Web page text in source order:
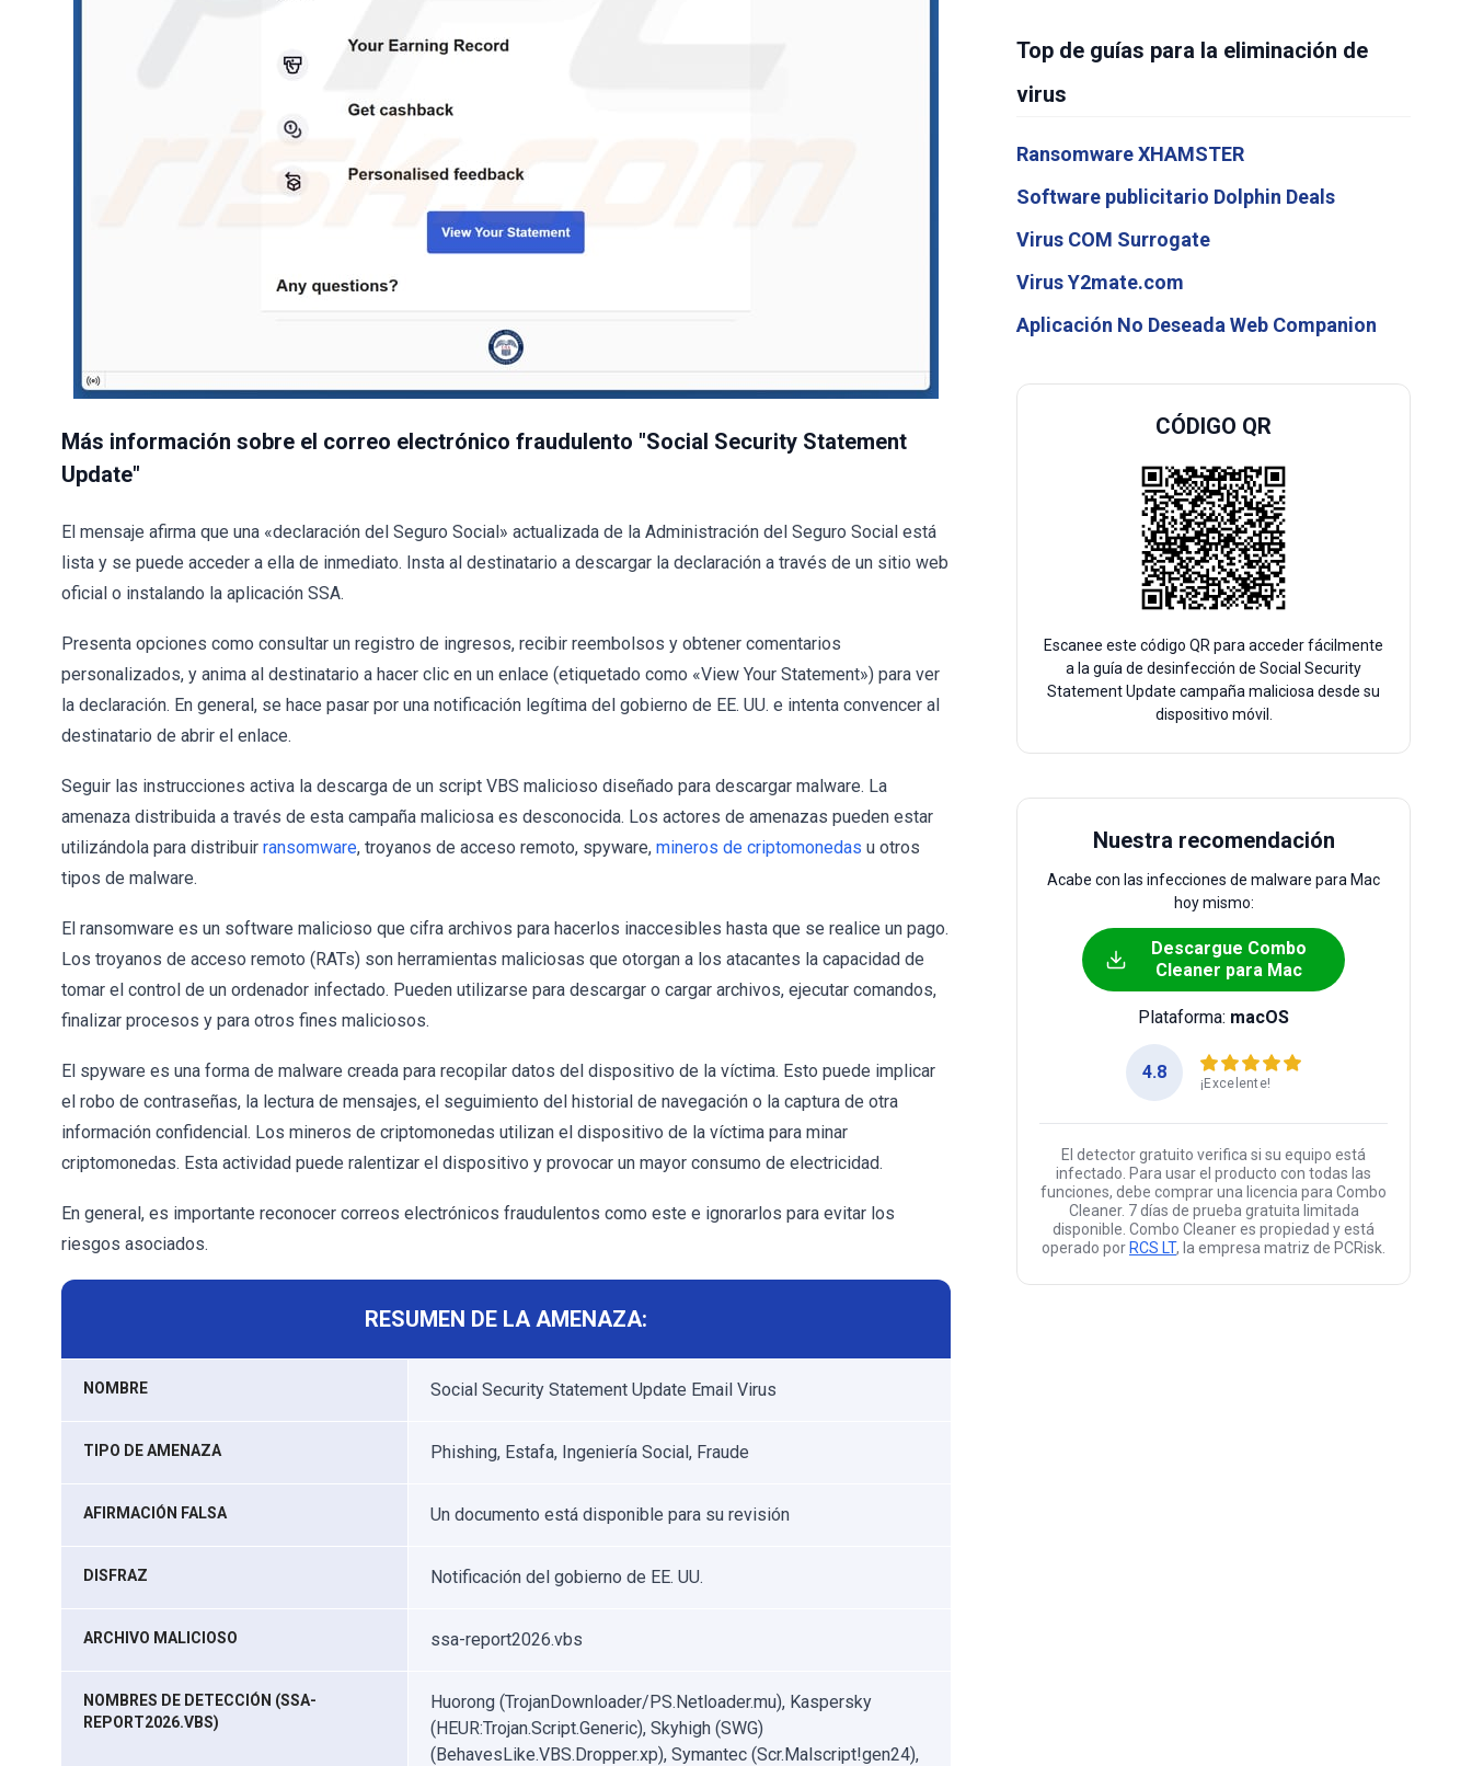
Más información sobre el correo electrónico fraudulento "Social Security Statement
Update"
El mensaje afirma que una «declaración del Seguro Social» actualizada de la Administración del Seguro Social está
lista y se puede acceder a ella de inmediato. Insta al destinatario a descargar la declaración a través de un sitio web
oficial o instalando la aplicación SSA.
Presenta opciones como consultar un registro de ingresos, recibir reembolsos y obtener comentarios
personalizados, y anima al destinatario a hacer clic en un enlace (etiquetado como «View Your Statement») para ver
la declaración. En general, se hace pasar por una notificación legítima del gobierno de EE. UU. e intenta convencer al
destinatario de abrir el enlace.
Seguir las instrucciones activa la descarga de un script VBS malicioso diseñado para descargar malware. La
amenaza distribuida a través de esta campaña maliciosa es desconocida. Los actores de amenazas pueden estar
utilizándola para distribuir ransomware, troyanos de acceso remoto, spyware, mineros de criptomonedas u otros
tipos de malware.
El ransomware es un software malicioso que cifra archivos para hacerlos inaccesibles hasta que se realice un pago.
Los troyanos de acceso remoto (RATs) son herramientas maliciosas que otorgan a los atacantes la capacidad de
tomar el control de un ordenador infectado. Pueden utilizarse para descargar o cargar archivos, ejecutar comandos,
finalizar procesos y para otros fines maliciosos.
El spyware es una forma de malware creada para recopilar datos del dispositivo de la víctima. Esto puede implicar
el robo de contraseñas, la lectura de mensajes, el seguimiento del historial de navegación o la captura de otra
información confidencial. Los mineros de criptomonedas utilizan el dispositivo de la víctima para minar
criptomonedas. Esta actividad puede ralentizar el dispositivo y provocar un mayor consumo de electricidad.
En general, es importante reconocer correos electrónicos fraudulentos como este e ignorarlos para evitar los
riesgos asociados.
RESUMEN DE LA AMENAZA:
NOMBRE Social Security Statement Update Email Virus
TIPO DE AMENAZA Phishing, Estafa, Ingeniería Social, Fraude
AFIRMACIÓN FALSA Un documento está disponible para su revisión
DISFRAZ Notificación del gobierno de EE. UU.
ARCHIVO MALICIOSO ssa-report2026.vbs
NOMBRES DE DETECCIÓN (SSA-
REPORT2026.VBS)
Huorong (TrojanDownloader/PS.Netloader.mu), Kaspersky
(HEUR:Trojan.Script.Generic), Skyhigh (SWG)
(BehavesLike.VBS.Dropper.xp), Symantec (Scr.Malscript!gen24),
Top de guías para la eliminación de
virus
Ransomware XHAMSTER
Software publicitario Dolphin Deals
Virus COM Surrogate
Virus Y2mate.com
Aplicación No Deseada Web Companion
CÓDIGO QR
Escanee este código QR para acceder fácilmente
a la guía de desinfección de Social Security
Statement Update campaña maliciosa desde su
dispositivo móvil.
Nuestra recomendación
Acabe con las infecciones de malware para Mac
hoy mismo:
Descargue Combo
Cleaner para Mac
Plataforma: macOS
4.8
¡Excelente!
El detector gratuito verifica si su equipo está
infectado. Para usar el producto con todas las
funciones, debe comprar una licencia para Combo
Cleaner. 7 días de prueba gratuita limitada
disponible. Combo Cleaner es propiedad y está
operado por RCS LT, la empresa matriz de PCRisk.